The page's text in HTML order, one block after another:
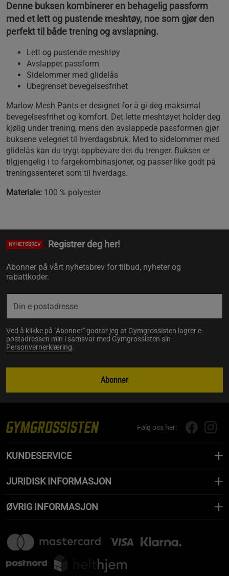
Denne buksen kombinerer en behagelig passform
med et lett og pustende meshtøy, noe som gjør den
perfekt til både trening og avslapning.
Lett og pustende meshtøy
Avslappet passform
Sidelommer med glidelås
Ubegrenset bevegelsesfrihet
Marlow Mesh Pants er designet for å gi deg maksimal
bevegelsesfrihet og komfort. Det lette meshtøyet holder deg
kjølig under trening, mens den avslappede passformen gjør
buksene velegnet til hverdagsbruk. Med to sidelommer med
glidelås kan du trygt oppbevare det du trenger. Buksen er
tilgjengelig i to fargekombinasjoner, og passer like godt på
treningssenteret som til hverdags.
Materiale: 100 % polyester
NYHETSBREV Registrer deg her!
Abonner på vårt nyhetsbrev for tilbud, nyheter og
rabattkoder.
Ved å klikke på "Abonner" godtar jeg at Gymgrossisten lagrer e-
postadressen min i samsvar med Gymgrossisten sin
Personvernerklæring.
Abonner
Følg oss her:
KUNDESERVICE
JURIDISK INFORMASJON
ØVRIG INFORMASJON